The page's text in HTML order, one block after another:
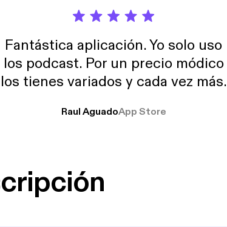
Fantástica aplicación. Yo solo uso
los podcast. Por un precio módico
los tienes variados y cada vez más.
Raul AguadoApp Store